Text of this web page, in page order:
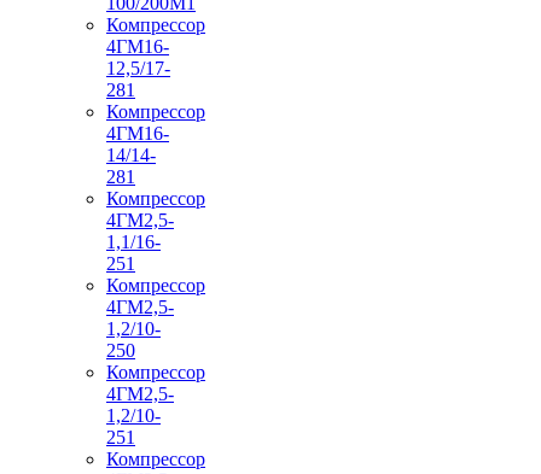
Компрессор
4ГМ16-
12,5/17-
281
Компрессор
4ГМ16-
14/14-
281
Компрессор
4ГМ2,5-
1,1/16-
251
Компрессор
4ГМ2,5-
1,2/10-
250
Компрессор
4ГМ2,5-
1,2/10-
251
Компрессор